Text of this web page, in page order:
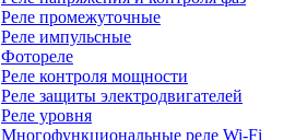
Реле промежуточные
Реле импульсные
Фотореле
Реле контроля мощности
Реле защиты электродвигателей
Реле уровня
Многофункциональные реле Wi-Fi